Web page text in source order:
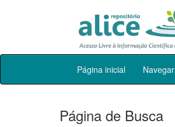
Skip
Página inicial Navegar
Página de Busca